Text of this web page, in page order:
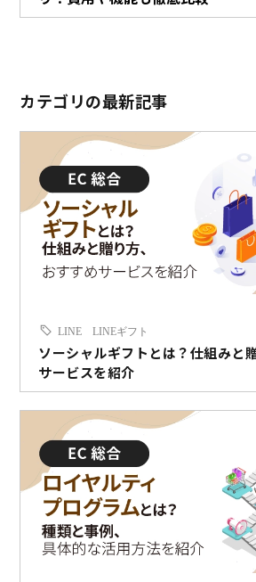
カテゴリの最新記事
LINE LINEギフト
ソーシャルギフトとは？仕組みと
サービスを紹介